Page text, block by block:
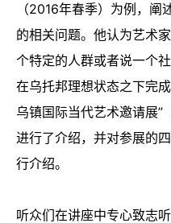
（2016年春季）为例，阐
的相关问题。他认为艺术
个特定的人群或者说一个
在乌托邦理想状态之下完
乌镇国际当代艺术邀请展”
进行了介绍，并对参展的
行介绍。
听众们在讲座中专心致志